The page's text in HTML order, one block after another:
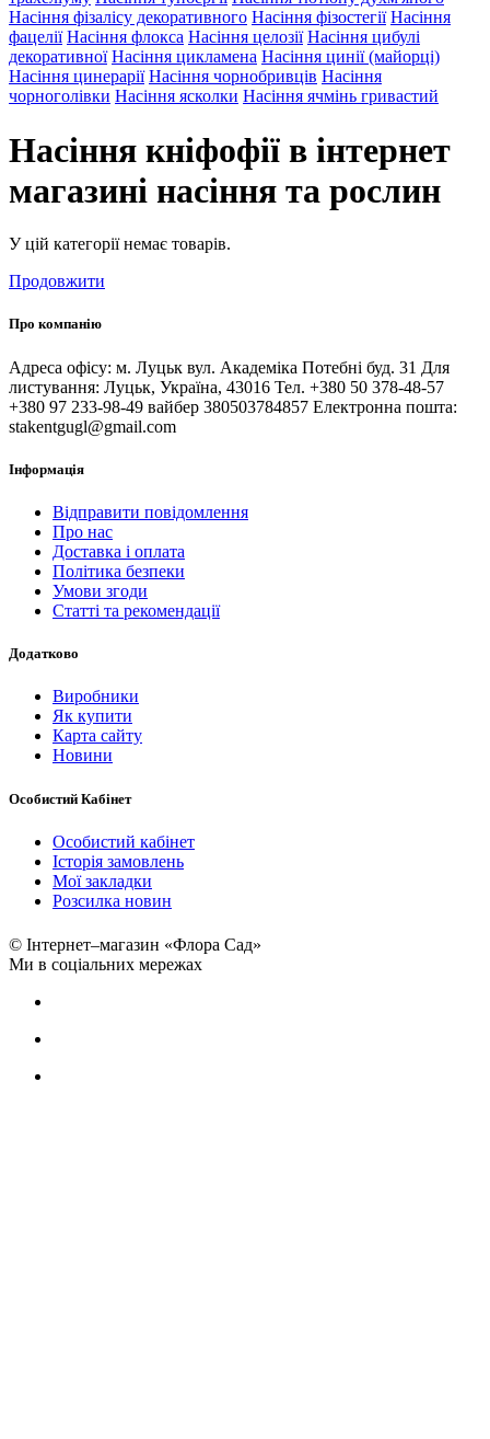
Насіння фізалісу декоративного Насіння фізостегії Насіння
фацелії Насіння флокса Насіння целозії Насіння цибулі
декоративної Насіння цикламена Насіння цинії (майорці)
Насіння цинерарії Насіння чорнобривців Насіння
чорноголівки Насіння ясколки Насіння ячмінь гривастий
Насіння кніфофії в інтернет
магазині насіння та рослин
У цій категорії немає товарів.
Продовжити
Про компанію
Адреса офісу: м. Луцьк вул. Академіка Потебні буд. 31 Для
листування: Луцьк, Україна, 43016 Тел. +380 50 378-48-57
+380 97 233-98-49 вайбер 380503784857 Електронна пошта:
stakentgugl@gmail.com
Інформація
Відправити повідомлення
Про нас
Доставка і оплата
Політика безпеки
Умови згоди
Статті та рекомендації
Додатково
Виробники
Як купити
Карта сайту
Новини
Особистий Кабінет
Особистий кабінет
Історія замовлень
Мої закладки
Розсилка новин
© Інтернет–магазин «Флора Сад»
Ми в соціальних мережах